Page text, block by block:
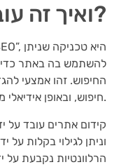
מה זה SEO ואיך זה עובד?
להשתמש בה באתר כדי
החיפוש. זהו אמצעי
חיפוש, ובאופן אידיאלי מביא להגדלת ההכנסה.
קידום אתרים עובד על
וניתן לגילוי בקלות על
הרלוונטיות נקבעת על